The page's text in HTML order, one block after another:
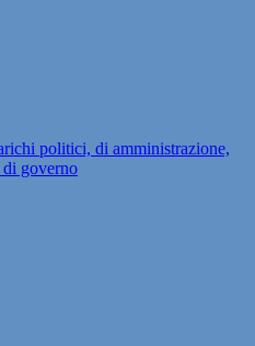
politici, di amministrazione,
governo